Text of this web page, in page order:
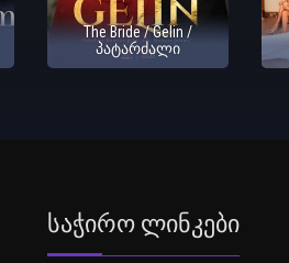
The Bride / Gelin /
პატარძალი
Საჭირო Ლინკები